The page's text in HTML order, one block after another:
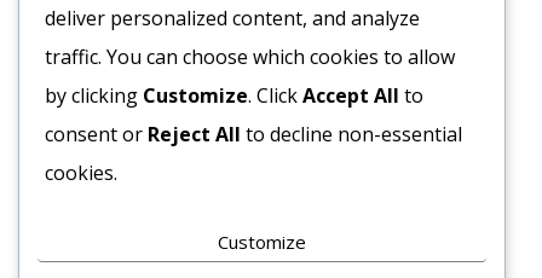
Szardella Olajban 720/396
gr (6db/#)
8457Ft
Bruttó egység ár:ft/db.
Mogyorókrém Miss Nuss
1kg
2071Ft
Bruttó egység ár:ft/db.
deliver personalized content, and analyze
traffic. You can choose which cookies to allow
by clicking Customize. ClickAccept All to
consent or Reject All to decline non-essential
cookies.
Customize